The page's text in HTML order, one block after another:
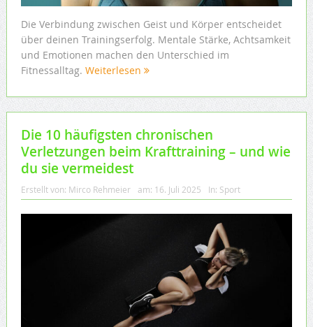
Die Verbindung zwischen Geist und Körper entscheidet
über deinen Trainingserfolg. Mentale Stärke, Achtsamkeit
und Emotionen machen den Unterschied im
Fitnessalltag. Weiterlesen
Die 10 häufigsten chronischen
Verletzungen beim Krafttraining – und wie
du sie vermeidest
Erstellt von: Mirco Rehmeier am: 16. Juli 2025 In: Sport